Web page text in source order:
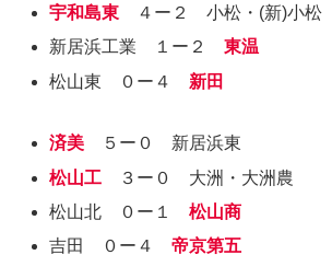
宇和島東 ４ー２ 小松・(新)小松
新居浜工業 １ー２東温
松山東 ０ー４ 新田
済美 ５ー０ 新居浜東
松山工 ３ー０ 大洲・大洲農
松山北 ０ー１松山商
吉田 ０ー４帝京第五